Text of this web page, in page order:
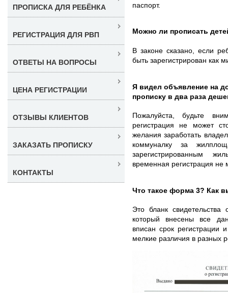
паспорт.
Можно ли прописать
В законе сказано, если
быть зарегистрирован как
Я видел объявление на
прописку в два раза
Пожалуйста, будьте
регистрация не может
желания заработать
коммуналку за
зарегистрированным
временная регистрация
Что такое форма 3? Как
Это бланк
который внесены все
вписан срок
мелкие различия в разных
ПРОПИСКА ДЛЯ РЕБЁНКА
РЕГИСТРАЦИЯ ДЛЯ РВП
ОТВЕТЫ НА ВОПРОСЫ
ЦЕНА РЕГИСТРАЦИИ
ОТЗЫВЫ КЛИЕНТОВ
ЗАКАЗАТЬ ПРОПИСКУ
КОНТАКТЫ